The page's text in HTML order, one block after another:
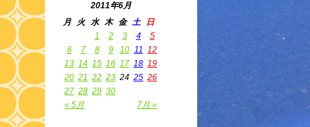
2011年6月
月
火 水 木 金 土 日
« 5月 7月 »
1 2 3 4
5
6
7 8 9 10 11 12
13 14 15 16 17 18 19
20 21 22 23 24 25 26
27 28 29 30